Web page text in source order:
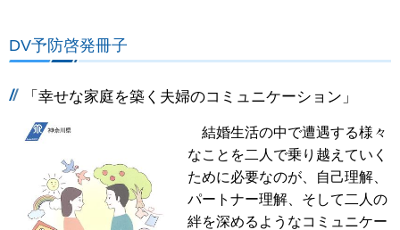
DV予防啓発冊子
「幸せな家庭を築く夫婦のコミュニケーション」
結婚生活の中で遭遇する様々
なことを二人で乗り越えていく
ために必要なのが、自己理解、
パートナー理解、そして二人の
絆を深めるようなコミュニケー